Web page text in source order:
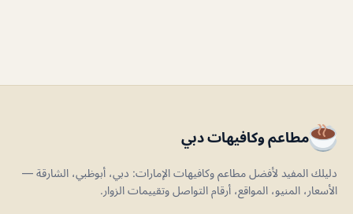
مطاعم وكافيهات دبي
دليلك المفيد لأفضل مطاعم وكافيهات الإمارات: دبي، أبوظبي، الشارقة —
الأسعار، المنيو، المواقع، أرقام التواصل وتقييمات الزوار.